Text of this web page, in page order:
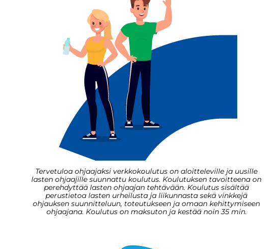
Tervetuloa ohjaajaksi verkkokoulutus on aloitteleville ja uusille
lasten ohjaajille suunnattu koulutus. Koulutuksen tavoitteena on
perehdyttää lasten ohjaajan tehtävään. Koulutus sisältää
perustietoa lasten urheilusta ja liikunnasta sekä vinkkejä
ohjauksen suunnitteluun, toteutukseen ja omaan kehittymiseen